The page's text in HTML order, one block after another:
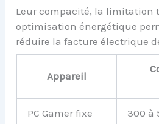
Leur compacité, la limitation
optimisation énergétique
réduire la facture électrique
Appareil
PC Gamer fixe 300 à